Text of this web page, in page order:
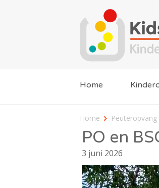
Home
Home
PO en
3 juni 2026